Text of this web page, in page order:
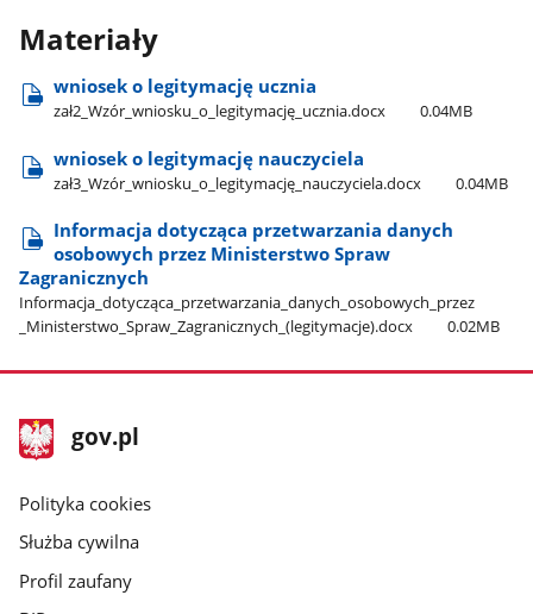
Materiały
wniosek o legitymację ucznia
zał2​_Wzór​_wniosku​_o​_legitymację​_ucznia.docx 0.04MB
wniosek o legitymację nauczyciela
zał3​_Wzór​_wniosku​_o​_legitymację​_nauczyciela.docx 0.04MB
Informacja dotycząca przetwarzania danych
osobowych przez Ministerstwo Spraw
Zagranicznych
Informacja​_dotycząca​_przetwarzania​_danych​_osobowych​_przez​
_Ministerstwo​_Spraw​_Zagranicznych​_(legitymacje).docx
0.02MB
stopka
gov.pl
Strona
gov.pl
gov.pl
Polityka cookies
Służba cywilna
Profil zaufany